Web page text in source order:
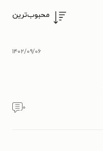
محبوب‌ترین
۱۴۰۲/۰۹/۰۶
۰